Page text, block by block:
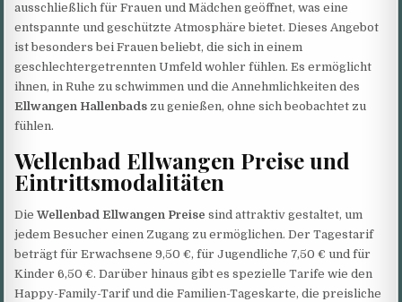
ausschließlich für Frauen und Mädchen geöffnet, was eine
entspannte und geschützte Atmosphäre bietet. Dieses Angebot
ist besonders bei Frauen beliebt, die sich in einem
geschlechtergetrennten Umfeld wohler fühlen. Es ermöglicht
ihnen, in Ruhe zu schwimmen und die Annehmlichkeiten des
Ellwangen Hallenbads zu genießen, ohne sich beobachtet zu
fühlen.
Wellenbad Ellwangen Preise und
Eintrittsmodalitäten
DieWellenbad Ellwangen Preise sind attraktiv gestaltet, um
jedem Besucher einen Zugang zu ermöglichen. Der Tagestarif
beträgt für Erwachsene 9,50 €, für Jugendliche 7,50 € und für
Kinder 6,50 €. Darüber hinaus gibt es spezielle Tarife wie den
Happy-Family-Tarif und die Familien-Tageskarte, die preisliche